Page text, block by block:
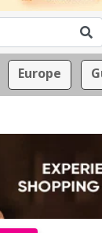
Europe